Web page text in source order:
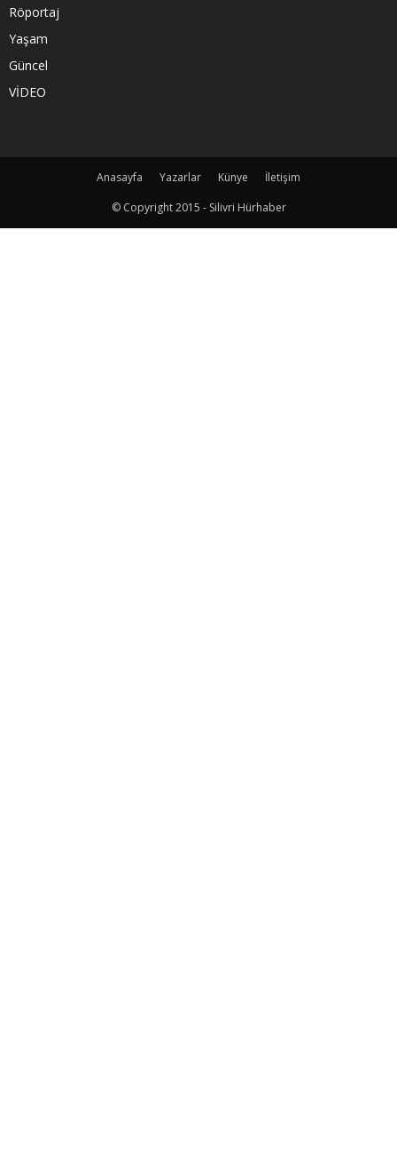
Röportaj
Yaşam
Güncel
VİDEO
Anasayfa Yazarlar Künye
İletişim
© Copyright 2015 - Silivri Hürhaber